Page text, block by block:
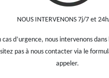
NOUS INTERVENONS 7j/7 et
cas d’urgence, nous intervenons
pas à nous contacter via le
appeler.